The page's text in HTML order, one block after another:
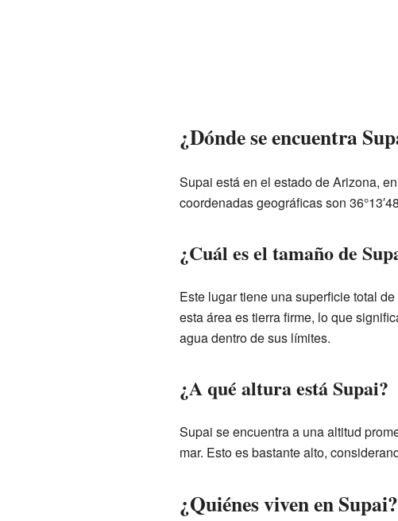
¿Dónde se encuentra
Supai está en el estado de Arizona,
coordenadas geográficas son
¿Cuál es el tamaño de
Este lugar tiene una superficie total
esta área es tierra firme, lo que
agua dentro de sus límites.
¿A qué altura está Supai?
Supai se encuentra a una altitud
mar. Esto es bastante alto,
¿Quiénes viven en Supai?